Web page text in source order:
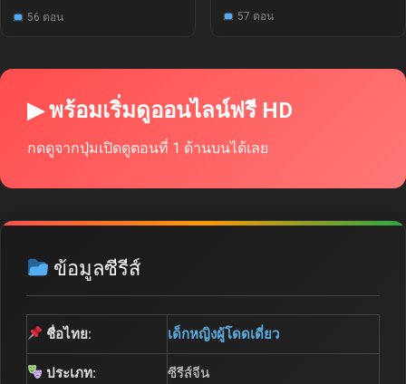
56 ตอน 57 ตอน
▶ พร้อมเริ่มดูออนไลน์ฟรี HD
กดดูจากปุ่มเปิดดูตอนที่ 1 ด้านบนได้เลย
ข้อมูลซีรีส์
ชื่อไทย: เด็กหญิงผู้โดดเดี่ยว
ประเภท: ซีรีส์จีน